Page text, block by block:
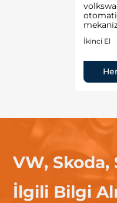
İkinci El
VW,
İlgili Bilgi